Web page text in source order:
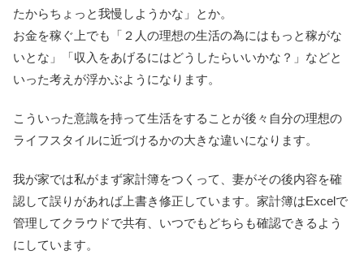
たからちょっと我慢しようかな」とか。
お金を稼ぐ上でも「２人の理想の生活の為にはもっと稼がな
いとな」「収入をあげるにはどうしたらいいかな？」などと
いった考えが浮かぶようになります。
こういった意識を持って生活をすることが後々自分の理想の
ライフスタイルに近づけるかの大きな違いになります。
我が家では私がまず家計簿をつくって、妻がその後内容を確
認して誤りがあれば上書き修正しています。家計簿はExcelで
管理してクラウドで共有、いつでもどちらも確認できるよう
にしています。